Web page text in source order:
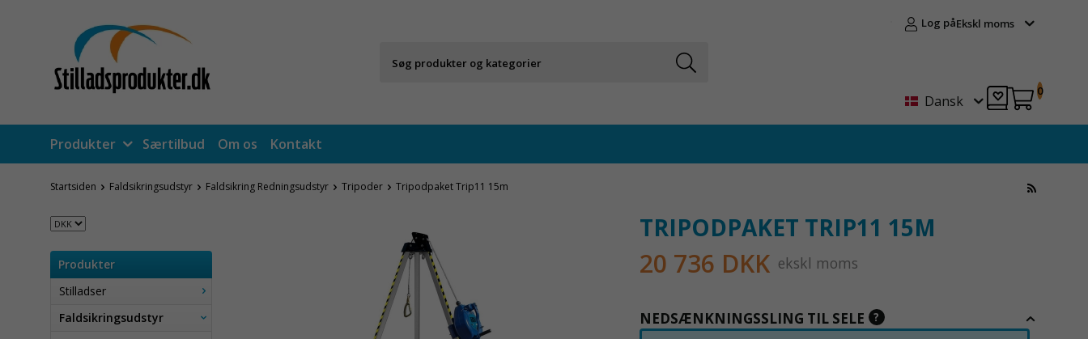
Log påEkskl moms
Dansk
0
Produkter Særtilbud Om os Kontakt
Startsiden Faldsikringsudstyr Faldsikring Redningsudstyr Tripoder Tripodpaket Trip11 15m
Produkter
Stilladser
Faldsikringsudstyr
TRIPODPAKET TRIP11 15M
20 736 DKK ekskl moms
NEDSÆNKNINGSSLING TIL SELE
?